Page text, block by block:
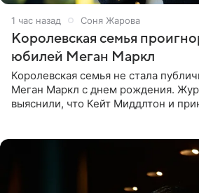
1 час назад Соня Жарова
Королевская семья
юбилей Меган Маркл
Королевская семья не стала
Меган Маркл с днем рождения.
выяснили, что Кейт Миддлтон и